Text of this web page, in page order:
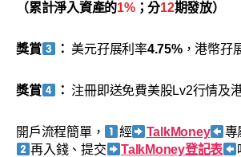
（累計淨入資產的1%；分12期發放）
獎賞 ： 美元孖展利率4.75%，港幣孖
獎賞 ： 注冊即送免費美股Lv2行情及
開戶流程簡單， 經 TalkMoney
專
再入錢、提交
TalkMoney登記表